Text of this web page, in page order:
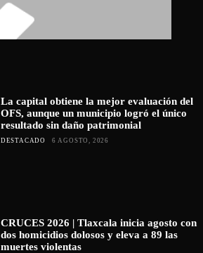
La capital obtiene la mejor evaluación del
OFS, aunque un municipio logró el único
resultado sin daño patrimonial
DESTACADO 6 AGOSTO, 2026
CRUCES 2026 | Tlaxcala inicia agosto con
dos homicidios dolosos y eleva a 89 las
muertes violentas